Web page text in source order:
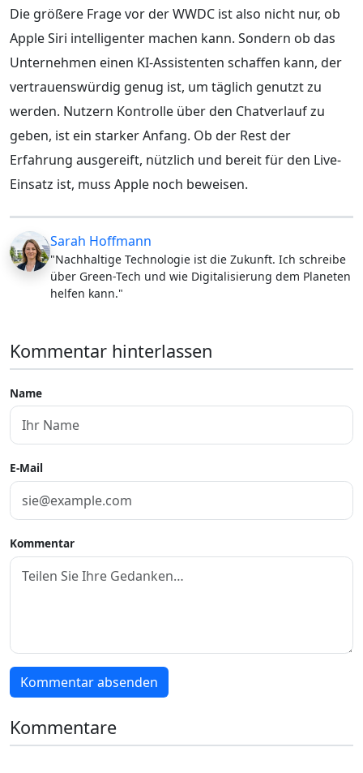
Die größere Frage vor der WWDC ist also nicht nur, ob
Apple Siri intelligenter machen kann. Sondern ob das
Unternehmen einen KI-Assistenten schaffen kann, der
vertrauenswürdig genug ist, um täglich genutzt zu
werden. Nutzern Kontrolle über den Chatverlauf zu
geben, ist ein starker Anfang. Ob der Rest der
Erfahrung ausgereift, nützlich und bereit für den Live-
Einsatz ist, muss Apple noch beweisen.
Sarah Hoffmann
"Nachhaltige Technologie ist die Zukunft. Ich schreibe
über Green-Tech und wie Digitalisierung dem Planeten
helfen kann."
Kommentar hinterlassen
Name
E-Mail
Kommentar
Kommentar absenden
Kommentare